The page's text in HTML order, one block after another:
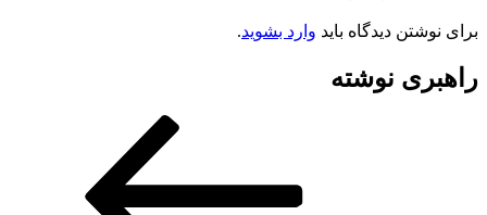
برای نوشتن دیدگاه باید وارد بشوید.
راهبری نوشته